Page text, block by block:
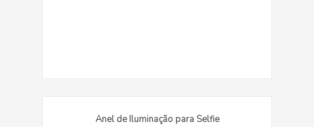
Anel de Iluminação para Selfie